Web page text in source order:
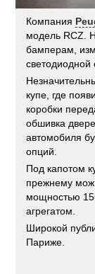
Компания
модель RCZ.
бамперам,
светодиодной
купе, где
коробки
обшивка
автомобиля
опций.
Под капотом
прежнему
мощностью
агрегатом.
Широкой
Париже.